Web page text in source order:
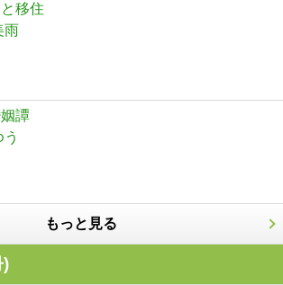
移住
雨
譚
もっと見る
)